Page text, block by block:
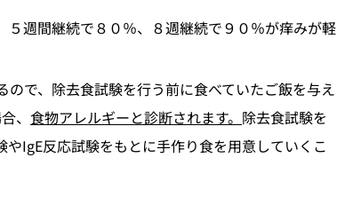
週間継続で８０％、８週継続で９０％が痒みが軽
で、除去食試験を行う前に食べていたご飯を与え
、 食物アレルギーと診断されます。 除去食試験を
IgE反応試験をもとに手作り食を用意していくこ